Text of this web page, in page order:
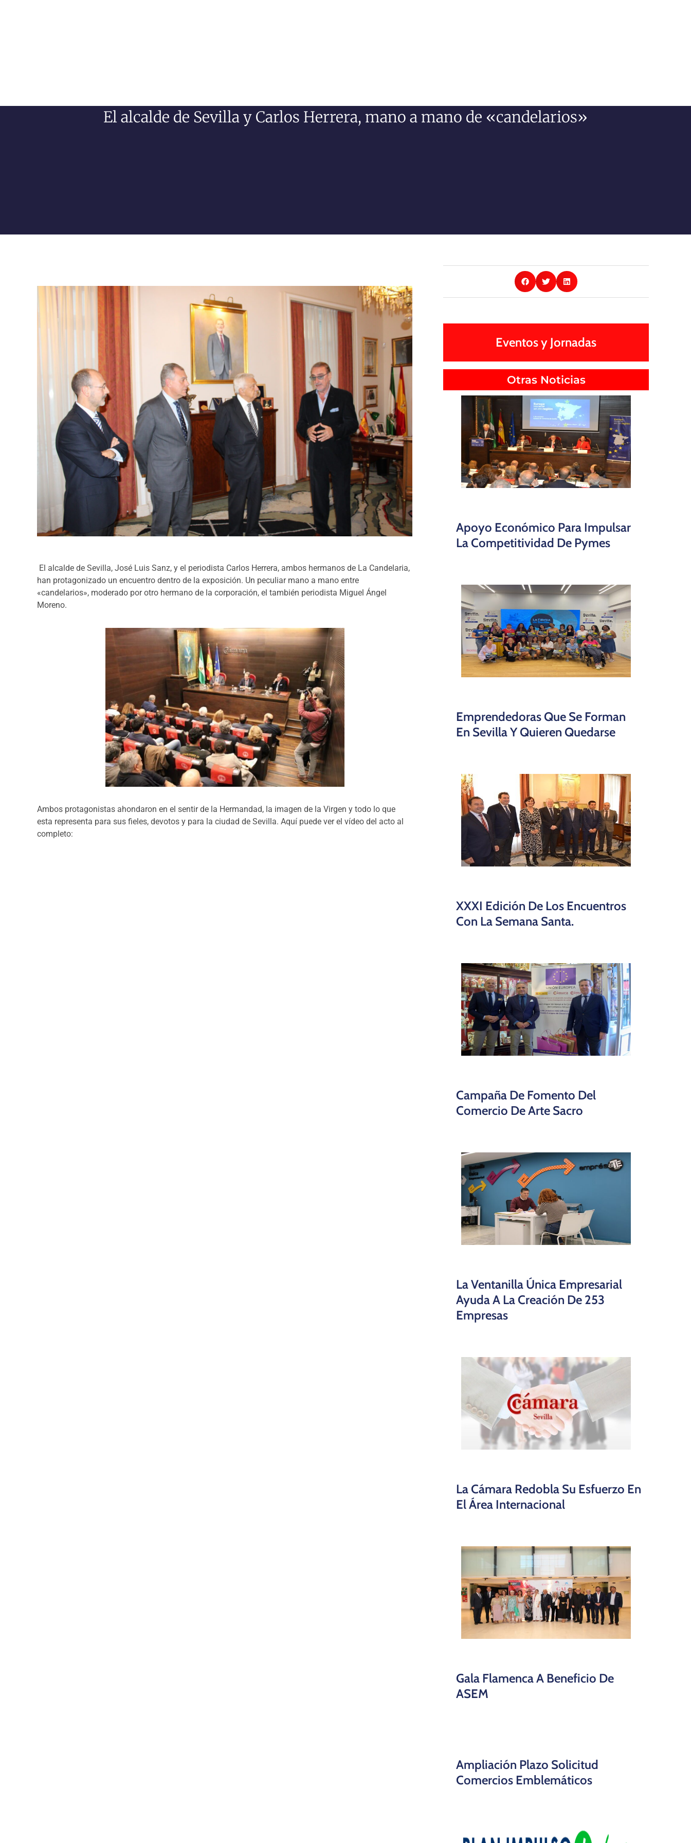
El alcalde de Sevilla y Carlos Herrera, mano a mano de «candelarios»
El alcalde de Sevilla, José Luis Sanz, y el periodista Carlos Herrera, ambos hermanos de La Candelaria,
han protagonizado un encuentro dentro de la exposición. Un peculiar mano a mano entre
«candelarios», moderado por otro hermano de la corporación, el también periodista Miguel Ángel
Moreno.
Ambos protagonistas ahondaron en el sentir de la Hermandad, la imagen de la Virgen y todo lo que
esta representa para sus fieles, devotos y para la ciudad de Sevilla. Aquí puede ver el vídeo del acto al
completo:
Eventos y Jornadas
Otras Noticias
Apoyo Económico Para Impulsar
La Competitividad De Pymes
Emprendedoras Que Se Forman
En Sevilla Y Quieren Quedarse
XXXI Edición De Los Encuentros
Con La Semana Santa.
Campaña De Fomento Del
Comercio De Arte Sacro
La Ventanilla Única Empresarial
Ayuda A La Creación De 253
Empresas
La Cámara Redobla Su Esfuerzo En
El Área Internacional
Gala Flamenca A Beneficio De
ASEM
Ampliación Plazo Solicitud
Comercios Emblemáticos